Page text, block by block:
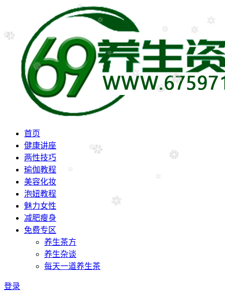
首页
健康讲座
两性技巧
瑜伽教程
美容化妆
泡妞教程
魅力女性
减肥瘦身
免费专区
养生茶方
养生杂谈
每天一道养生茶
登录